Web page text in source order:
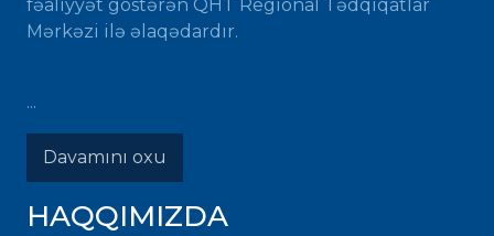
fəaliyyət göstərən QHT Regional Tədqiqatlar
Mərkəzi ilə əlaqədardır.
...
Davamını oxu
HAQQIMIZDA